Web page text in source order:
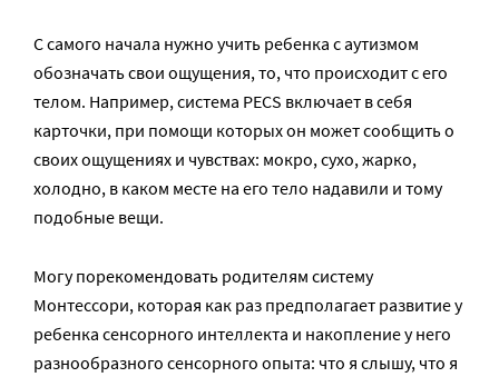
С самого начала нужно учить ребенка с аутизмом
обозначать свои ощущения, то, что происходит с его
телом. Например, система PECS включает в себя
карточки, при помощи которых он может сообщить о
своих ощущениях и чувствах: мокро, сухо, жарко,
холодно, в каком месте на его тело надавили и тому
подобные вещи.
Могу порекомендовать родителям систему
Монтессори, которая как раз предполагает развитие у
ребенка сенсорного интеллекта и накопление у него
разнообразного сенсорного опыта: что я слышу, что я